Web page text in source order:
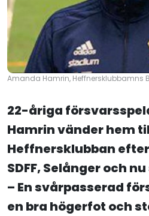
Amanda Hamrin, Heffnersklubbamns
22-åriga
Hamrin vänder hem
Heffnersklubban
SDFF, Selånger och
– En svårpasserad
en bra högerfot och